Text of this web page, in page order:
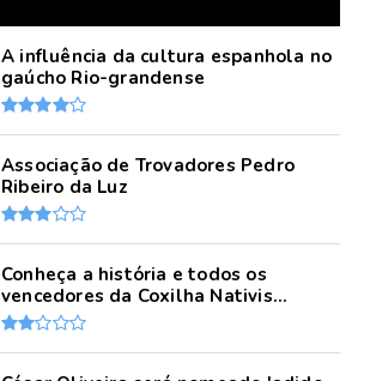
A influência da cultura espanhola no
gaúcho Rio-grandense
Associação de Trovadores Pedro
Ribeiro da Luz
Conheça a história e todos os
vencedores da Coxilha Nativis...